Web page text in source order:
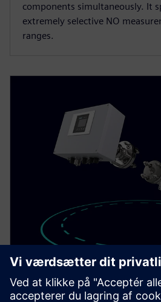
components simultaneously. It
extremely selective NO
ranges.
SITRANS TDL